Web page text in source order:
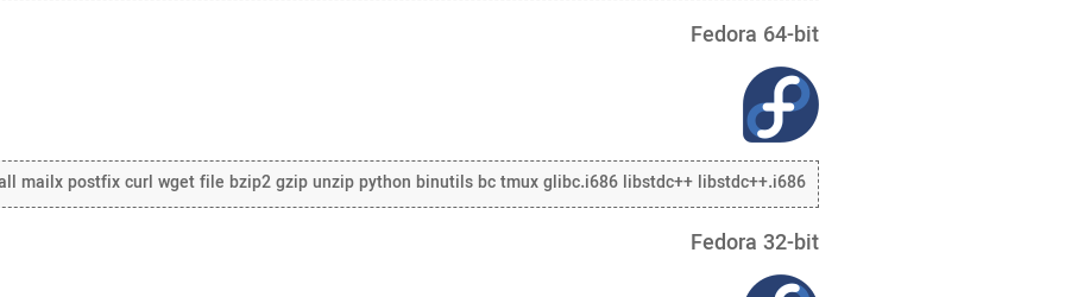
Fedora 64-bit
mailx postfix curl wget file bzip2 gzip unzip python binutils bc tmux glibc.i686 libstdc++ libstdc++.i686
Fedora 32-bit